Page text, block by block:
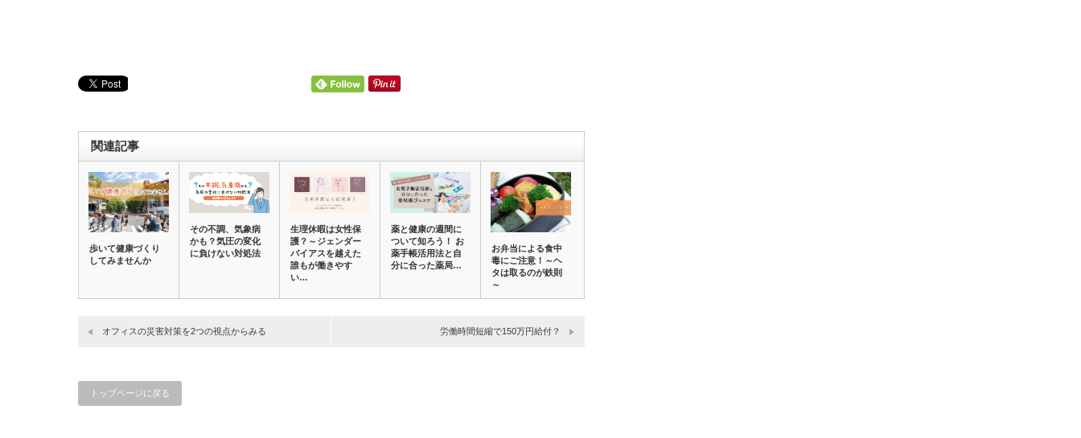
関連記事
歩いて健康づくり
してみませんか
その不調、気象病
かも？気圧の変化
に負けない対処法
生理休暇は女性保
護？～ジェンダー
バイアスを越えた
誰もが働きやす
い…
薬と健康の週間に
ついて知ろう！ お
薬手帳活用法と自
分に合った薬局…
お弁当による食中
毒にご注意！～ヘ
タは取るのが鉄則
～
オフィスの災害対策を2つの視点からみる 労働時間短縮で150万円給付？
トップページに戻る